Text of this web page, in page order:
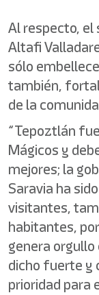
Al respecto, el
Altafi
sólo
también,
de la
“Tepoztlán
Mágicos y
mejores; la
Saravia ha
visitantes,
habitantes,
genera
dicho fuerte y
prioridad para